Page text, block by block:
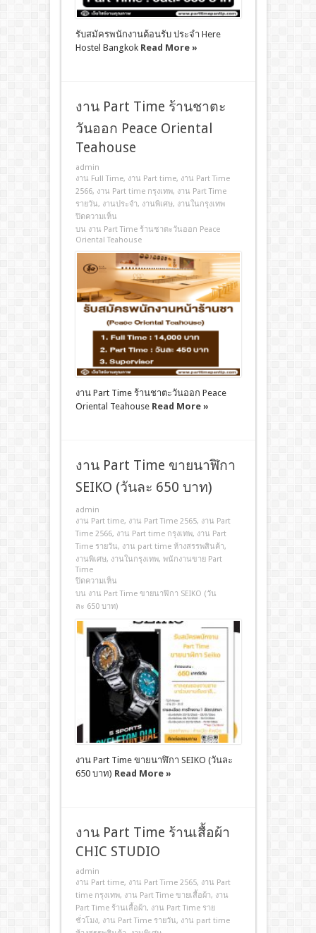
รับสมัครพนักงานต้อนรับ ประจำ Here
Hostel Bangkok Read More »
งาน Part Time ร้านชาตะ
วันออก Peace Oriental
Teahouse
admin
งาน Full Time, งาน Part time, งาน Part Time
2566, งาน Part time กรุงเทพ, งาน Part Time
รายวัน, งานประจํา, งานพิเศษ, งานในกรุงเทพ
ปิดความเห็น
บน งาน Part Time ร้านชาตะวันออก Peace
Oriental Teahouse
งาน Part Time ร้านชาตะวันออก Peace
Oriental Teahouse Read More »
งาน Part Time ขายนาฬิกา
SEIKO (วันละ 650 บาท)
admin
งาน Part time, งาน Part Time 2565, งาน Part
Time 2566, งาน Part time กรุงเทพ, งาน Part
Time รายวัน, งาน part time ห้างสรรพสินค้า,
งานพิเศษ, งานในกรุงเทพ, พนักงานขาย Part
Time
ปิดความเห็น
บน งาน Part Time ขายนาฬิกา SEIKO (วัน
ละ 650 บาท)
งาน Part Time ขายนาฬิกา SEIKO (วันละ
650 บาท) Read More »
งาน Part Time ร้านเสื้อผ้า
CHIC STUDIO
admin
งาน Part time, งาน Part Time 2565, งาน Part
time กรุงเทพ, งาน Part Time ขายเสื้อผ้า, งาน
Part Time ร้านเสื้อผ้า, งาน Part Time ราย
ชั่วโมง, งาน Part Time รายวัน, งาน part time